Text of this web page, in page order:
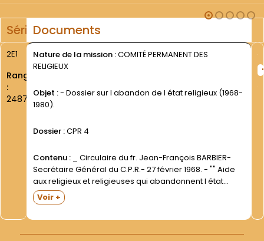
SérieDocuments
2E1
Rang
:
2487
Nature de la mission :COMITÉ PERMANENT DES
RELIGIEUX
Objet :- Dossier sur l abandon de l état religieux (1968-
1980).
Dossier :CPR 4
Contenu :_ Circulaire du fr. Jean-François BARBIER-
Secrétaire Général du C.P.R.- 27 février 1968. - "" Aide
aux religieux et religieuses qui abandonnent l état
religieux "" . Janvier 1971 C.P.R. Et Union des Supérieurs
Majeurs. - "" Bref commentaire des...
Voir +